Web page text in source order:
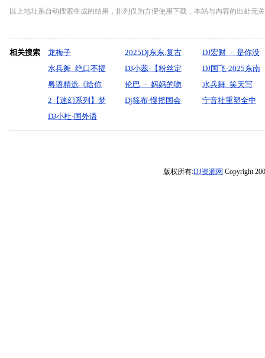
以上地址系自动搜索生成的结果，排列仅为方便使用下载，本站与内容的出处无
相关搜索 龙梅子
2025Dj东东.复古
大碟经典放送
DJ宏财_-_是你没
选我啊”(DJ空灵
鼓
FunkyHouse_Mix
水兵舞_绝口不提
你【王娜】-宝剑
制作
DJ小蕊-【粉丝定
制】杰伦专辑DJ
串烧
DJ国飞-2025东南
亚商业酒吧超强
中场重低音精品
粤语精选《给你
的留念_风中的恋
人_生命诺等候》
伦巴_-_妈妈的吻
_(卓依婷）『默
水兵舞_笑天写
意-寻遍山河不见
2【迷幻系列】梦
幻轩尼诗Vol.5_
Dj筱布-慢摇国会
宁音社重塑全中
DJ小杜-国外语
版权所有:DJ资源网 Copyright